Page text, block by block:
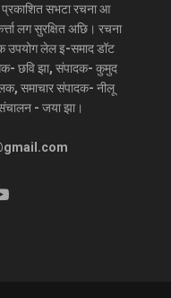
प्रकाशित सभटा रचना आ
लग सुरक्षित अछि। रचना
उपयोग लेल इ-समाद डॉट
छवि झा, संपादक- कुमुद
समाचार संपादक- नीलू
- जया झा।